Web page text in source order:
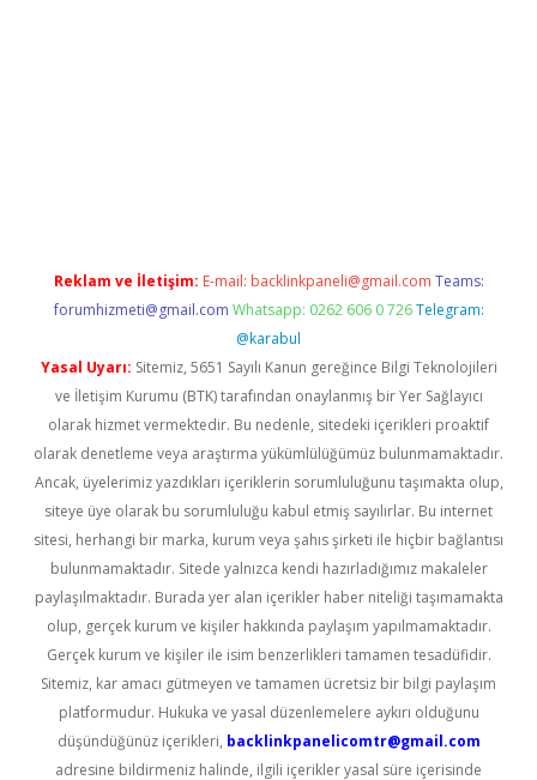
Reklam ve İletişim: E-mail: backlinkpaneli@gmail.com Teams:
forumhizmeti@gmail.com Whatsapp: 0262 606 0 726 Telegram:
@karabul
Yasal Uyarı: Sitemiz, 5651 Sayılı Kanun gereğince Bilgi Teknolojileri
ve İletişim Kurumu (BTK) tarafından onaylanmış bir Yer Sağlayıcı
olarak hizmet vermektedir. Bu nedenle, sitedeki içerikleri proaktif
olarak denetleme veya araştırma yükümlülüğümüz bulunmamaktadır.
Ancak, üyelerimiz yazdıkları içeriklerin sorumluluğunu taşımakta olup,
siteye üye olarak bu sorumluluğu kabul etmiş sayılırlar. Bu internet
sitesi, herhangi bir marka, kurum veya şahıs şirketi ile hiçbir bağlantısı
bulunmamaktadır. Sitede yalnızca kendi hazırladığımız makaleler
paylaşılmaktadır. Burada yer alan içerikler haber niteliği taşımamakta
olup, gerçek kurum ve kişiler hakkında paylaşım yapılmamaktadır.
Gerçek kurum ve kişiler ile isim benzerlikleri tamamen tesadüfidir.
Sitemiz, kar amacı gütmeyen ve tamamen ücretsiz bir bilgi paylaşım
platformudur. Hukuka ve yasal düzenlemelere aykırı olduğunu
düşündüğünüz içerikleri, backlinkpanelicomtr@gmail.com
adresine bildirmeniz halinde, ilgili içerikler yasal süre içerisinde